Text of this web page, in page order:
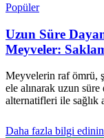
Popüler
Uzun Süre
Meyveler:
Meyvelerin raf ömrü,
ele alınarak uzun
alternatifleri ile sağlık
Daha fazla bilgi edinin